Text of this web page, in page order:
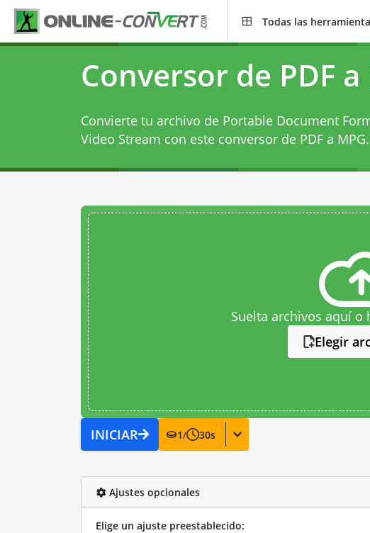
Todas las
Conversor de PDF a
Convierte tu archivo de Portable Document
Video Stream con este conversor de PDF a MPG.
Suelta archivos aquí o
Elegir
INICIAR 1/ 30s
Ajustes opcionales
Elige un ajuste preestablecido: